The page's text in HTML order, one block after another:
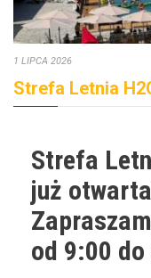
1 LIPCA 2026
Strefa Letnia
Strefa
już
od 9:00